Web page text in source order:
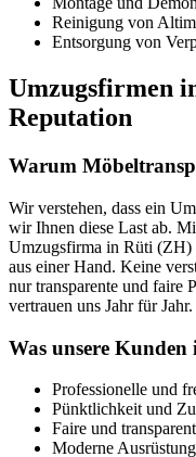
Reinigung von
Entsorgung von
Umzugsfirmen
Reputation
Warum
Wir verstehen, dass ein
wir Ihnen diese Last ab.
Umzugsfirma in Rüti (ZH)
aus einer Hand. Keine
nur transparente und faire
vertrauen uns Jahr für Jahr.
Was unsere
Professionelle und
Pünktlichkeit und
Faire und
Moderne